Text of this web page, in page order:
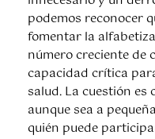
podemos reconocer
fomentar la
número creciente de
capacidad crítica
salud. La cuestión es
aunque sea a
quién puede